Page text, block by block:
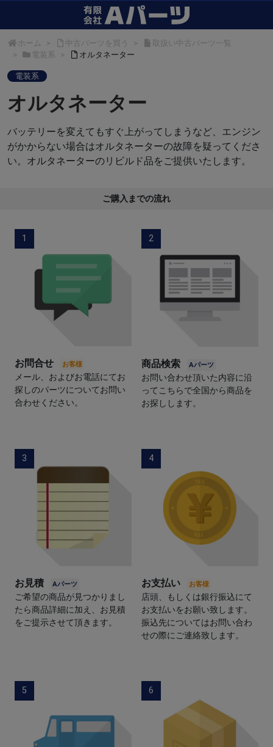
ホーム 中古パーツを買う
取扱い中古パーツ一覧
電装系
オルタネーター
電装系
オルタネーター
バッテリーを変えてもすぐ上がってしまうなど、エンジン
がかからない場合はオルタネーターの故障を疑ってくださ
い。オルタネーターのリビルド品をご提供いたします。
ご購入までの流れ
1
お問合せ
メール、およびお電話にてお
探しのパーツについてお問い
合わせください。
2
商品検索
お問い合わせ頂いた内容に沿
ってこちらで全国から商品を
お探しします。
3
お見積
ご希望の商品が見つかりまし
たら商品詳細に加え、お見積
をご提示させて頂きます。
4
お支払い
店頭、もしくは銀行振込にて
お支払いをお願い致します。
振込先についてはお問い合わ
せの際にご連絡致します。
5 6